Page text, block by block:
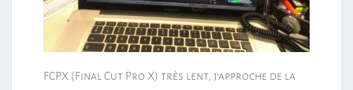
FCPX (Final Cut Pro X) très lent, j’approche de la